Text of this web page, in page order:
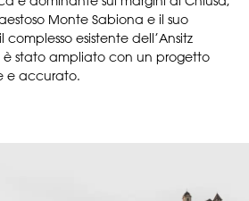
Monte Sabiona e il suo
esistente dell’Ansitz
stato ampliato con un progetto
e accurato.